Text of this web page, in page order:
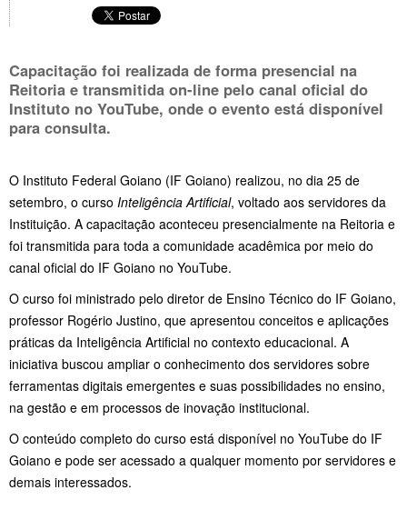
Capacitação foi realizada de forma presencial na
Reitoria e transmitida on-line pelo canal oficial do
Instituto no YouTube, onde o evento está disponível
para consulta.
O Instituto Federal Goiano (IF Goiano) realizou, no dia 25 de
setembro, o curso Inteligência Artificial, voltado aos servidores da
Instituição. A capacitação aconteceu presencialmente na Reitoria e
foi transmitida para toda a comunidade acadêmica por meio do
canal oficial do IF Goiano no YouTube.
O curso foi ministrado pelo diretor de Ensino Técnico do IF Goiano,
professor Rogério Justino, que apresentou conceitos e aplicações
práticas da Inteligência Artificial no contexto educacional. A
iniciativa buscou ampliar o conhecimento dos servidores sobre
ferramentas digitais emergentes e suas possibilidades no ensino,
na gestão e em processos de inovação institucional.
O conteúdo completo do curso está disponível no YouTube do IF
Goiano e pode ser acessado a qualquer momento por servidores e
demais interessados.